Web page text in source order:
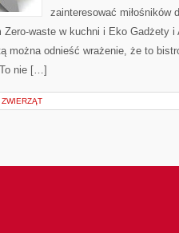
zainteresować miłośników
Zero-waste w kuchni i Eko Gadżety
można odnieść wrażenie, że to
nie […]